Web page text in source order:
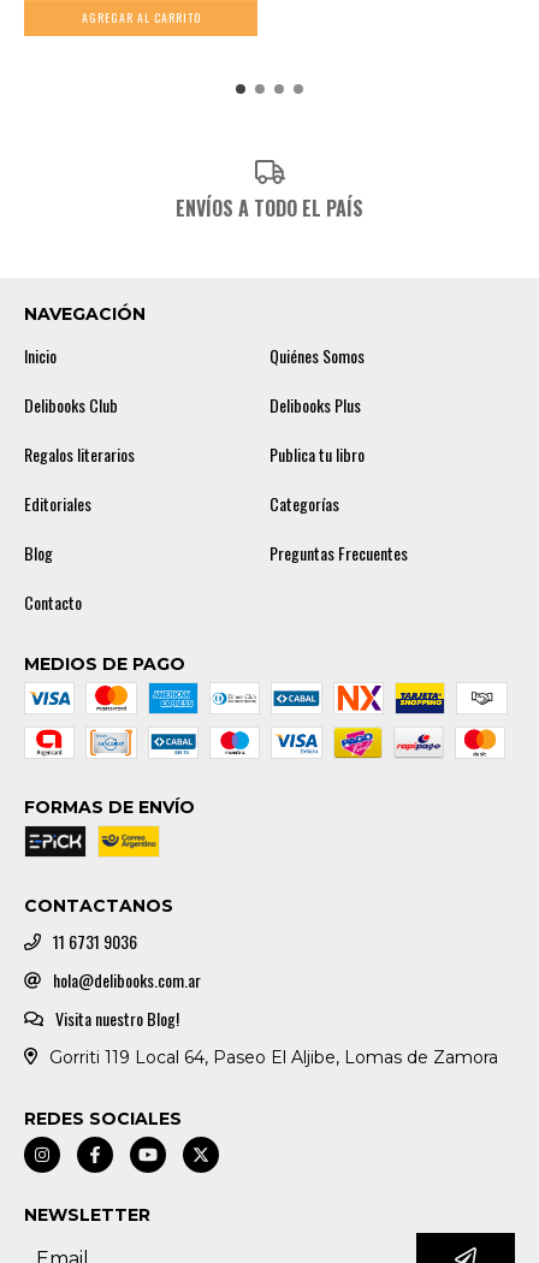
ENVÍOS A TODO EL PAÍS
NAVEGACIÓN
Inicio
Quiénes Somos
Delibooks Club
Delibooks Plus
Regalos literarios
Publica tu libro
Editoriales
Categorías
Blog
Preguntas Frecuentes
Contacto
MEDIOS DE PAGO
FORMAS DE ENVÍO
CONTACTANOS
11 6731 9036
hola@delibooks.com.ar
Visita nuestro Blog!
Gorriti 119 Local 64, Paseo El Aljibe, Lomas de Zamora
REDES SOCIALES
NEWSLETTER